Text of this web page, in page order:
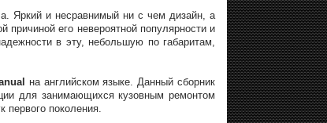
Яркий и несравнимый ни с чем дизайн, а
причиной его невероятной популярности и
в эту, небольшую по габаритам,
на английском языке. Данный сборник
для занимающихся кузовным ремонтом
поколения.